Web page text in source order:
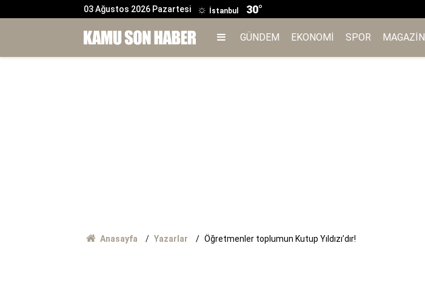
03 Ağustos 2026 Pazartesi İstanbul 30°
GÜNDEM EKONOMI SPOR MAGAZIN
Anasayfa Yazarlar Öğretmenler toplumun Kutup Yıldızı’dır!